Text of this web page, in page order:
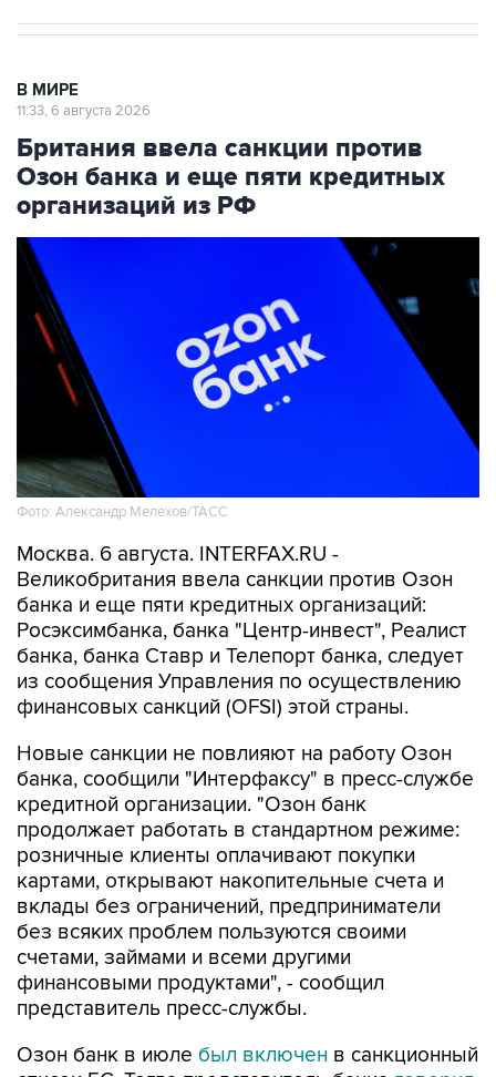
В МИРЕ
11:33, 6 августа 2026
Британия ввела санкции против
Озон банка и еще пяти кредитных
организаций из РФ
Фото: Александр Мелехов/ТАСС
Москва. 6 августа. INTERFAX.RU -
Великобритания ввела санкции против Озон
банка и еще пяти кредитных организаций:
Росэксимбанка, банка "Центр-инвест", Реалист
банка, банка Ставр и Телепорт банка, следует
из сообщения Управления по осуществлению
финансовых санкций (OFSI) этой страны.
Новые санкции не повлияют на работу Озон
банка, сообщили "Интерфаксу" в пресс-службе
кредитной организации. "Озон банк
продолжает работать в стандартном режиме:
розничные клиенты оплачивают покупки
картами, открывают накопительные счета и
вклады без ограничений, предприниматели
без всяких проблем пользуются своими
счетами, займами и всеми другими
финансовыми продуктами", - сообщил
представитель пресс-службы.
Озон банк в июле был включен в санкционный